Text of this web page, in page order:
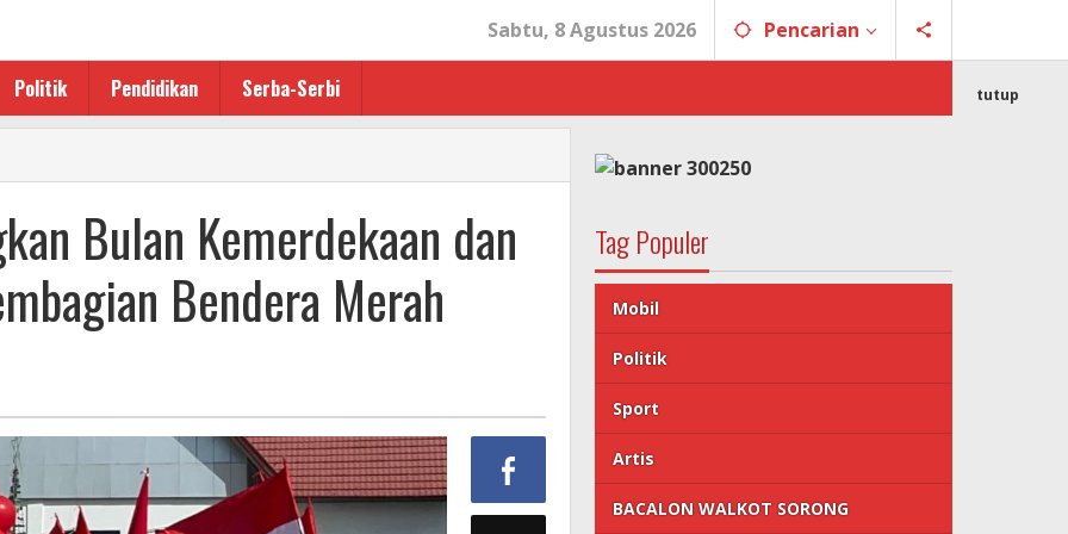
Sabtu, 8 Agustus 2026 Pencarian
Politik Pendidikan Serba-Serbi tutup
Bulan Kemerdekaan dan
Bendera Merah
Tag Populer
Mobil
Politik
Sport
Artis
BACALON WALKOT SORONG